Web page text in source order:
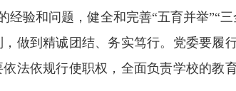
验和问题，健全和完善“五育并举”“
做到精诚团结、务实笃行。党委要履行
法依规行使职权，全面负责学校的教